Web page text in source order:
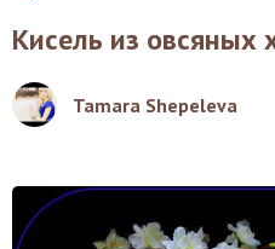
Кисель из овсяных
Tamara Shepeleva